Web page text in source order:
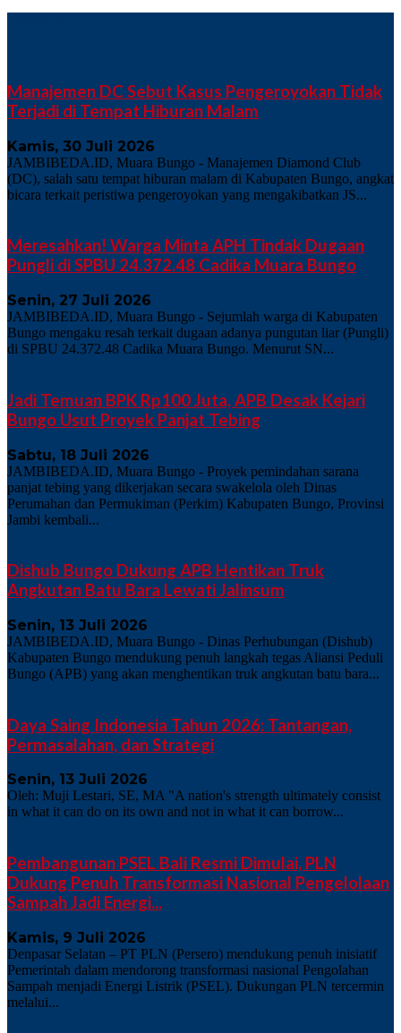
Manajemen DC Sebut Kasus Pengeroyokan Tidak
Terjadi di Tempat Hiburan Malam
Kamis, 30 Juli 2026
JAMBIBEDA.ID, Muara Bungo - Manajemen Diamond Club
(DC), salah satu tempat hiburan malam di Kabupaten Bungo, angkat
bicara terkait peristiwa pengeroyokan yang mengakibatkan JS...
Meresahkan! Warga Minta APH Tindak Dugaan
Pungli di SPBU 24.372.48 Cadika Muara Bungo
Senin, 27 Juli 2026
JAMBIBEDA.ID, Muara Bungo - Sejumlah warga di Kabupaten
Bungo mengaku resah terkait dugaan adanya pungutan liar (Pungli)
di SPBU 24.372.48 Cadika Muara Bungo. Menurut SN...
Jadi Temuan BPK Rp100 Juta, APB Desak Kejari
Bungo Usut Proyek Panjat Tebing
Sabtu, 18 Juli 2026
JAMBIBEDA.ID, Muara Bungo - Proyek pemindahan sarana
panjat tebing yang dikerjakan secara swakelola oleh Dinas
Perumahan dan Permukiman (Perkim) Kabupaten Bungo, Provinsi
Jambi kembali...
Dishub Bungo Dukung APB Hentikan Truk
Angkutan Batu Bara Lewati Jalinsum
Senin, 13 Juli 2026
JAMBIBEDA.ID, Muara Bungo - Dinas Perhubungan (Dishub)
Kabupaten Bungo mendukung penuh langkah tegas Aliansi Peduli
Bungo (APB) yang akan menghentikan truk angkutan batu bara...
Daya Saing Indonesia Tahun 2026: Tantangan,
Permasalahan, dan Strategi
Senin, 13 Juli 2026
Oleh: Muji Lestari, SE, MA "A nation's strength ultimately consist
in what it can do on its own and not in what it can borrow...
Pembangunan PSEL Bali Resmi Dimulai, PLN
Dukung Penuh Transformasi Nasional Pengelolaan
Sampah Jadi Energi...
Kamis, 9 Juli 2026
Denpasar Selatan – PT PLN (Persero) mendukung penuh inisiatif
Pemerintah dalam mendorong transformasi nasional Pengolahan
Sampah menjadi Energi Listrik (PSEL). Dukungan PLN tercermin
melalui...